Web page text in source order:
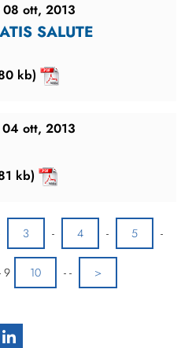
08 ott, 2013
SALUTE
kb)
04 ott, 2013
kb)
3 - 4 - 5 -
9 10 - - >